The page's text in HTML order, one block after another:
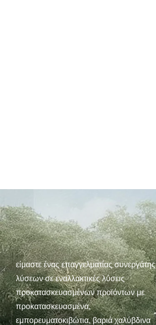
είμαστε ένας επαγγελματίας συνεργάτης
λύσεων σε εναλλακτικές λύσεις
προκατασκευασμένων προϊόντων με
προκατασκευασμένα,
εμπορευματοκιβώτια, βαριά χαλύβδινα